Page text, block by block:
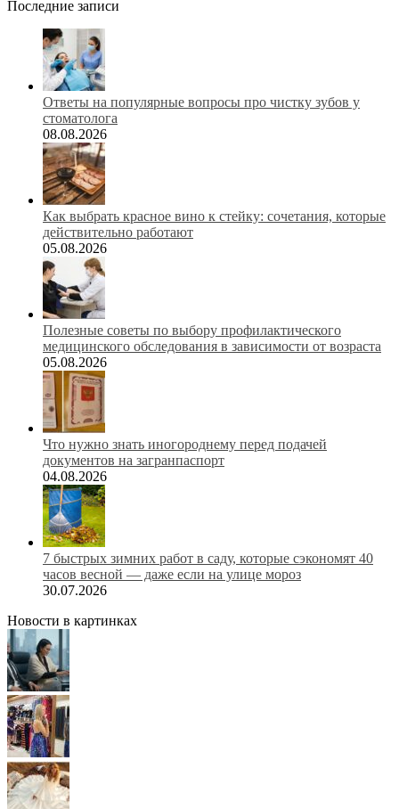
Последние записи
Ответы на популярные вопросы про чистку зубов у
стоматолога
08.08.2026
Как выбрать красное вино к стейку: сочетания, которые
действительно работают
05.08.2026
Полезные советы по выбору профилактического
медицинского обследования в зависимости от возраста
05.08.2026
Что нужно знать иногороднему перед подачей
документов на загранпаспорт
04.08.2026
7 быстрых зимних работ в саду, которые сэкономят 40
часов весной — даже если на улице мороз
30.07.2026
Новости в картинках